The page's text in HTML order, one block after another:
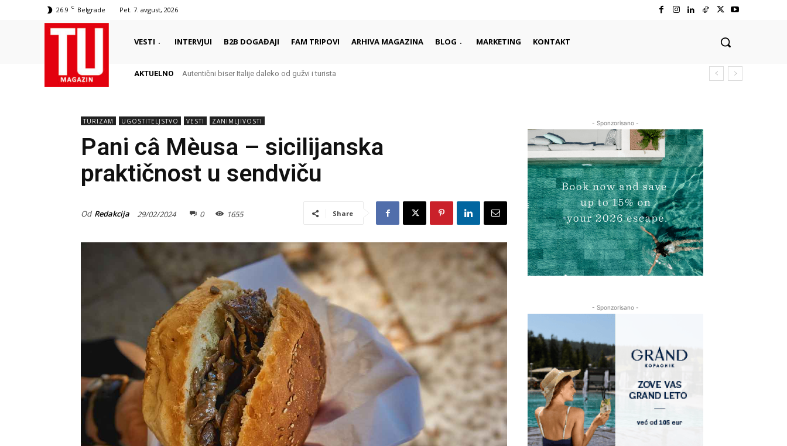
26.9 C Belgrade Pet. 7. avgust, 2026
VESTI INTERVJUI B2B DOGAĐAJI FAM TRIPOVI ARHIVA MAGAZINA BLOG MARKETING KONTAKT
AKTUELNO Delikates sa kojim Grci započinju i završavaju dan
Autentični biser Italije daleko od gužvi i turista
TURIZAM UGOSTITELJSTVO VESTI ZANIMLJIVOSTI
Pani câ Mèusa – sicilijanska
praktičnost u sendviču
Od Redakcija 29/02/2024 0 1655 Share
- Sponzorisano -
- Sponzorisano -